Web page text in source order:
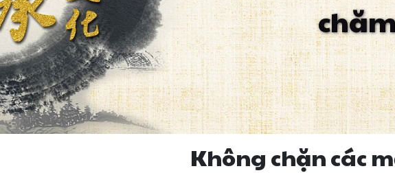
Không chặn các